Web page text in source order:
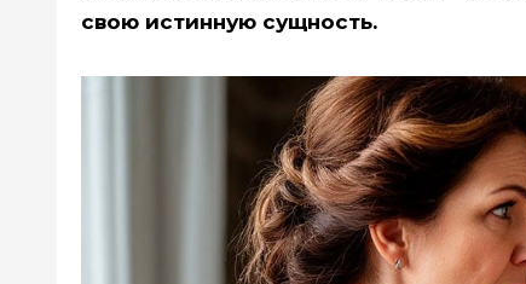
свою истинную сущность.